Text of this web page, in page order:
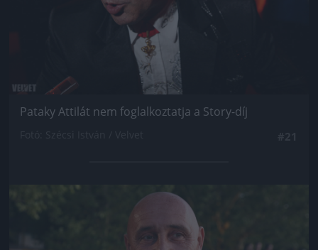
Pataky Attilát nem foglalkoztatja a Story-díj
Jön még kép!